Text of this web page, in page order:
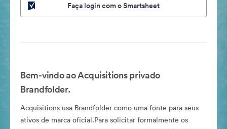
Faça login com o Smartsheet
Bem-vindo ao Acquisitions privado
Brandfolder.
Acquisitions usa Brandfolder como uma fonte para seus
ativos de marca oficial.Para solicitar formalmente os